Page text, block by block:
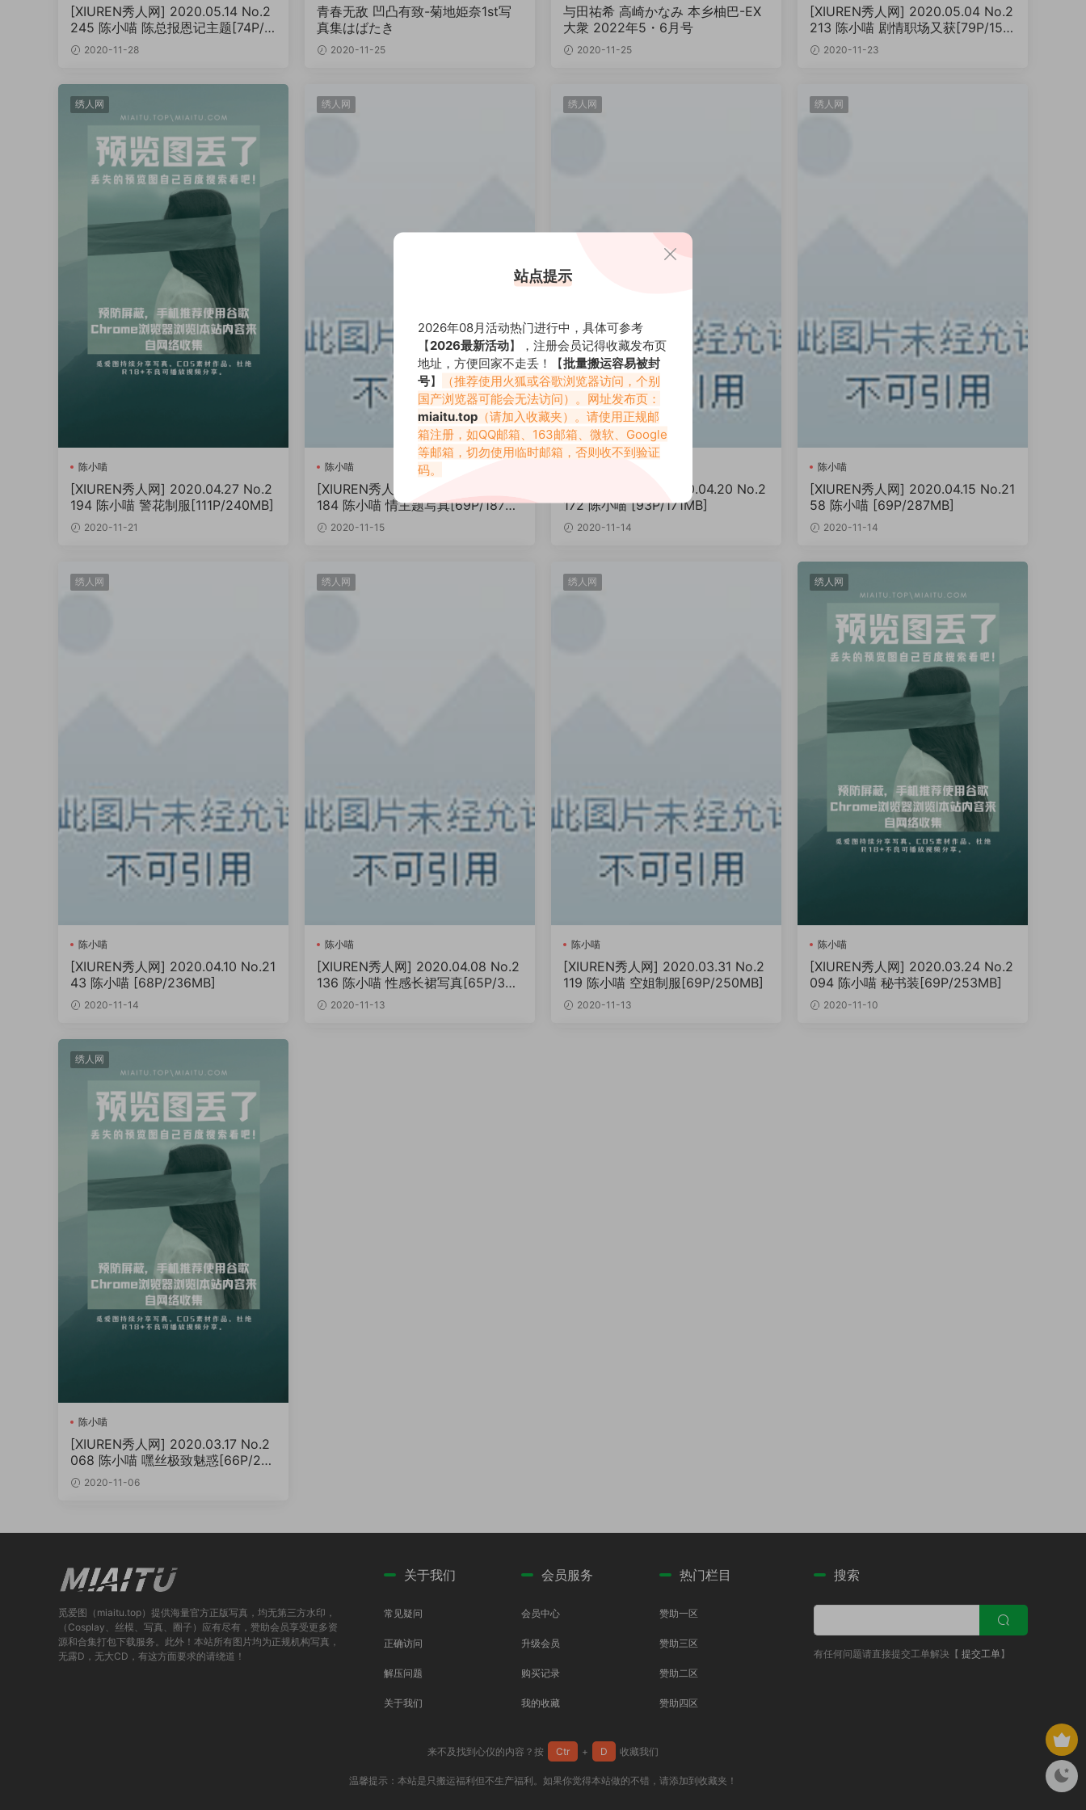
[XIUREN秀人网] 2020.05.14 No.2
245 陈小喵 陈总报恩记主题[74P/1
65MB]
2020-11-28
青春无敌 凹凸有致-菊地姫奈1st写
真集はばたき
2020-11-25
与田祐希 高崎かなみ 本乡柚巴-EX
大衆 2022年5・6月号
2020-11-25
[XIUREN秀人网] 2020.05.04 No.2
213 陈小喵 剧情职场又获[79P/157
MB]2020-11-23
绣人网
陈小喵
[XIUREN秀人网] 2020.04.27 No.2
194 陈小喵 警花制服[111P/240MB]
2020-11-21
绣人网
陈小喵
[XIUREN秀人网] 2020.04.23 No.2
184 陈小喵 情主题写真[69P/187M
B] 2020-11-15
绣人网
[XIUREN秀人网] 2020.04.20 No.2
172 陈小喵 [93P/171MB]
2020-11-14
绣人网
陈小喵
[XIUREN秀人网] 2020.04.15 No.21
58 陈小喵 [69P/287MB]
2020-11-14
绣人网
陈小喵
[XIUREN秀人网] 2020.04.10 No.21
43 陈小喵 [68P/236MB]
2020-11-14
绣人网
陈小喵
[XIUREN秀人网] 2020.04.08 No.2
136 陈小喵 性感长裙写真[65P/355
MB]2020-11-13
绣人网
陈小喵
[XIUREN秀人网] 2020.03.31 No.2
119 陈小喵 空姐制服[69P/250MB]
2020-11-13
绣人网
陈小喵
[XIUREN秀人网] 2020.03.24 No.2
094 陈小喵 秘书装[69P/253MB]
2020-11-10
绣人网
陈小喵
[XIUREN秀人网] 2020.03.17 No.2
068 陈小喵 嘿丝极致魅惑[66P/213
MB]2020-11-06
觅爱图（miaitu.top）提供海量官方正版写真，均无第三方水印，
（Cosplay、丝模、写真、圈子）应有尽有，赞助会员享受更多资
源和合集打包下载服务。此外！本站所有图片均为正规机构写真，
无露D，无大CD，有这方面要求的请绕道！
关于我们
常见疑问
正确访问
解压问题
关于我们
会员服务
会员中心
升级会员
购买记录
我的收藏
热门栏目
赞助一区
赞助三区
赞助二区
赞助四区
搜索
有任何问题请直接提交工单解决【 提交工单】
来不及找到心仪的内容？按 Ctr + D 收藏我们
温馨提示：本站是只搬运福利但不生产福利。如果你觉得本站做的不错，请添加到收藏夹！
站点提示
2026年08月活动热门进行中，具体可参考
【2026最新活动】，注册会员记得收藏发布页
地址，方便回家不走丢！【批量搬运容易被封
号】
（推荐使用火狐或谷歌浏览器访问，个别
国产浏览器可能会无法访问）。网址发布页：
miaitu.top （请加入收藏夹）。请使用正规邮
箱注册，如QQ邮箱、163邮箱、微软、Google
等邮箱，切勿使用临时邮箱，否则收不到验证
码。